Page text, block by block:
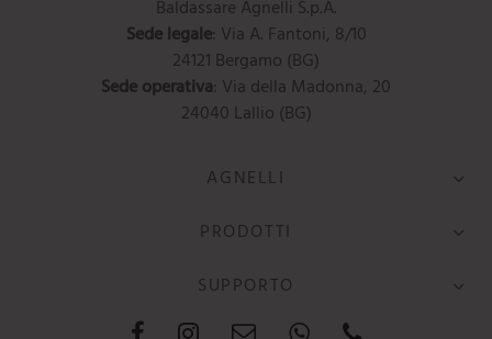
Baldassare Agnelli S.p.A.
Sede legale: Via A. Fantoni, 8/10
24121 Bergamo (BG)
Sede operativa: Via della Madonna, 20
24040 Lallio (BG)
AGNELLI
PRODOTTI
SUPPORTO